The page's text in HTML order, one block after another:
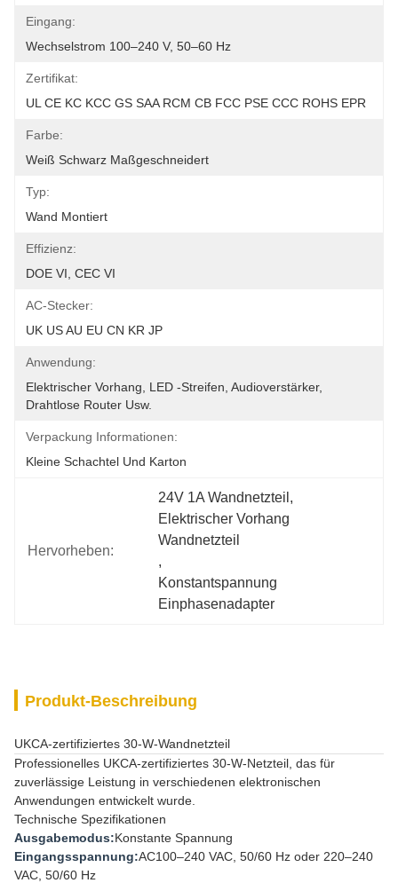
Eingang:
Wechselstrom 100–240 V, 50–60 Hz
Zertifikat:
UL CE KC KCC GS SAA RCM CB FCC PSE CCC ROHS EPR
Farbe:
Weiß Schwarz Maßgeschneidert
Typ:
Wand Montiert
Effizienz:
DOE VI, CEC VI
AC-Stecker:
UK US AU EU CN KR JP
Anwendung:
Elektrischer Vorhang, LED -Streifen, Audioverstärker,
Drahtlose Router Usw.
Verpackung Informationen:
Kleine Schachtel Und Karton
Hervorheben:
24V 1A Wandnetzteil ,
Elektrischer Vorhang
Wandnetzteil
,
Konstantspannung
Einphasenadapter
Produkt-Beschreibung
UKCA-zertifiziertes 30-W-Wandnetzteil
Professionelles UKCA-zertifiziertes 30-W-Netzteil, das für
zuverlässige Leistung in verschiedenen elektronischen
Anwendungen entwickelt wurde.
Technische Spezifikationen
Ausgabemodus:Konstante Spannung
Eingangsspannung:AC100–240 VAC, 50/60 Hz oder 220–240
VAC, 50/60 Hz